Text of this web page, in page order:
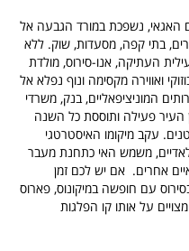
האגאי, נשפכת במורד הגבעה אל
בתי קפה, מסעדות, שוק. ללא
העתיקה, אנו-סירוס, מולדת
ואווירה מקסימה ונוף נפלא אל
המוניציפאליים, בנק, משרדי
העיר פעילה ותוססת כל השנה
עקב מיקומו האיסטרטגי
משמש האי כתחנת מעבר
אחרים. אם יש לכם זמן
עם חופשה במיקונוס, פארוס
על אותו קו הפלגות